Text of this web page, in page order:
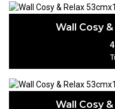
Wall Cosy
Wall Cosy